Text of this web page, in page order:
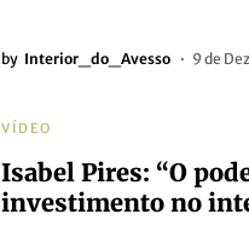
by Interior_do_Avesso 9 de
VÍDEO
Isabel Pires: “O
investimento no